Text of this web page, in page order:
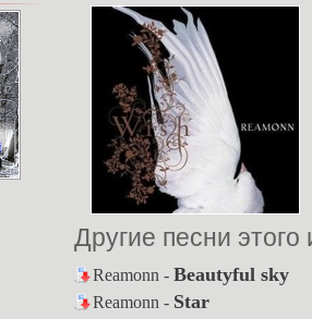
Другие песни
Reamonn - Beautyful sky
Reamonn - Star